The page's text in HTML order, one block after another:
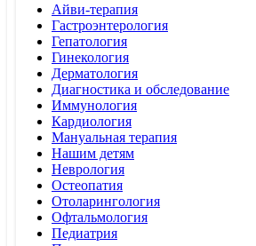
Айви-терапия
Гастроэнтерология
Гепатология
Гинекология
Дерматология
Диагностика и обследование
Иммунология
Кардиология
Мануальная терапия
Нашим детям
Неврология
Остеопатия
Отоларингология
Офтальмология
Педиатрия